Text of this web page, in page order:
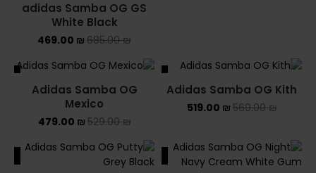
adidas Samba OG GS
White Black
685.00₪
469.00 ₪
SOLD OUT
Adidas Samba OG Kith
569.00₪
519.00 ₪
Adidas Samba OG
Mexico
529.00₪
479.00 ₪
SALE